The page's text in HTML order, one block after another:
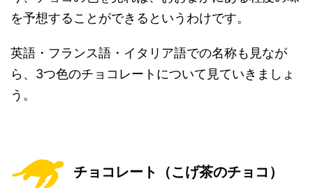
を予想することができるというわけです。
英語・フランス語・イタリア語での名称も見なが
ら、3つ色のチョコレートについて見ていきましょ
う。
チョコレート（こげ茶のチョコ）